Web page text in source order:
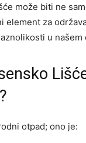
može biti ne
element za
u našem
otpad; ono je: